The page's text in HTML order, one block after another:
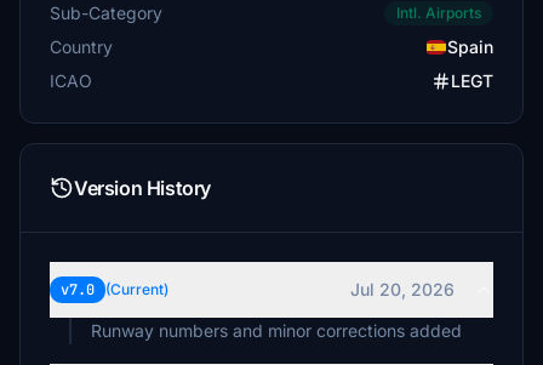
Sub-Category Intl. Airports
Country
Spain
ICAO
LEGT
Version History
v7.0 (Current)
Jul 20, 2026
Runway numbers and minor corrections added